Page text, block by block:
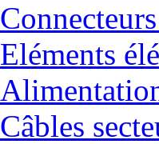
Eléments
Câbles